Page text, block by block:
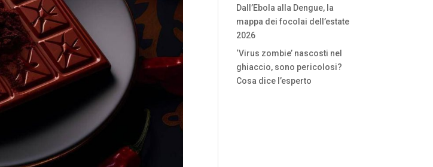
Dall’Ebola alla Dengue, la
mappa dei focolai dell’estate
2026
‘Virus zombie’ nascosti nel
ghiaccio, sono pericolosi?
Cosa dice l’esperto